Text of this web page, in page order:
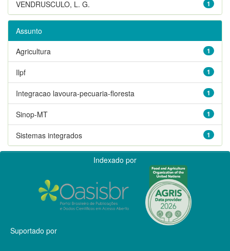
1
VENDRUSCULO, L. G.
Assunto
1
Agricultura
1
Ilpf
1
Integracao lavoura-pecuaria-floresta
1
Sinop-MT
1
Sistemas integrados
Indexado por
Suportado por